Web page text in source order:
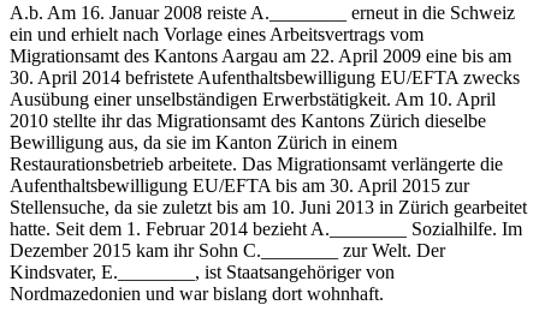
A.b. Am 16. Januar 2008 reiste A.________ erneut in die Schweiz
ein und erhielt nach Vorlage eines Arbeitsvertrags vom
Migrationsamt des Kantons Aargau am 22. April 2009 eine bis am
30. April 2014 befristete Aufenthaltsbewilligung EU/EFTA zwecks
Ausübung einer unselbständigen Erwerbstätigkeit. Am 10. April
2010 stellte ihr das Migrationsamt des Kantons Zürich dieselbe
Bewilligung aus, da sie im Kanton Zürich in einem
Restaurationsbetrieb arbeitete. Das Migrationsamt verlängerte die
Aufenthaltsbewilligung EU/EFTA bis am 30. April 2015 zur
Stellensuche, da sie zuletzt bis am 10. Juni 2013 in Zürich gearbeitet
hatte. Seit dem 1. Februar 2014 bezieht A.________ Sozialhilfe. Im
Dezember 2015 kam ihr Sohn C.________ zur Welt. Der
Kindsvater, E.________, ist Staatsangehöriger von
Nordmazedonien und war bislang dort wohnhaft.